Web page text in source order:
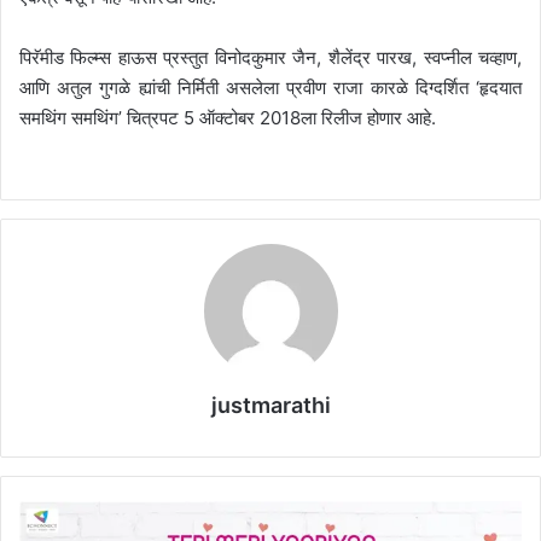
पिरॅमीड फिल्म्स हाऊस प्रस्तुत विनोदकुमार जैन, शैलेंद्र पारख, स्वप्नील चव्हाण,
आणि अतुल गुगळे ह्यांची निर्मिती असलेला प्रवीण राजा कारळे दिग्दर्शित ‘हृदयात
समथिंग समथिंग’ चित्रपट 5 ऑक्टोबर 2018ला रिलीज होणार आहे.
justmarathi